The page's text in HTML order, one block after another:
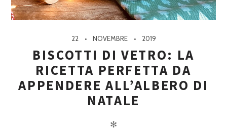
22 NOVEMBRE 2019
BISCOTTI DI VETRO: LA
RICETTA PERFETTA DA
APPENDERE ALL’ALBERO DI
NATALE
✻